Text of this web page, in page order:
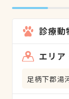
診療動
エリア
足柄下郡湯